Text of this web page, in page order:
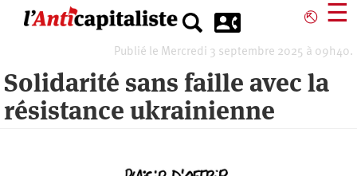
⎋ ☰
Publié le Mercredi 3 septembre 2025 à 09h40.
Solidarité sans faille avec la
résistance ukrainienne